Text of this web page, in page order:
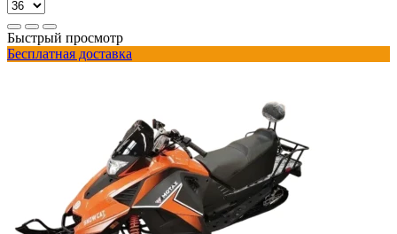
Быстрый просмотр
Бесплатная доставка